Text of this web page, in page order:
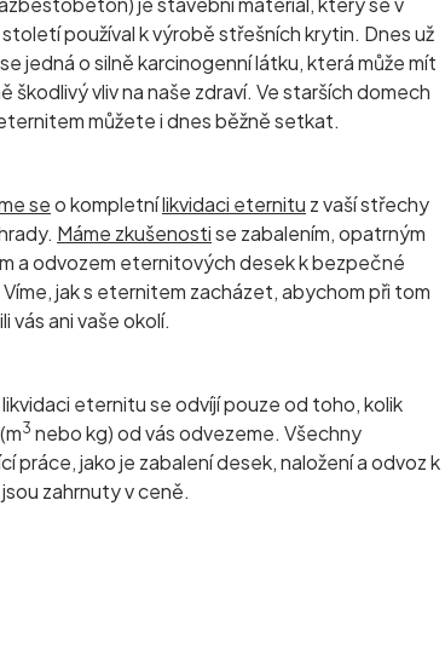
století používal k výrobě střešních krytin. Dnes už
jedná o silně karcinogenní látku, která může mít
škodlivý vliv na naše zdraví. Ve starších domech
můžete i dnes běžně setkat.
seo kompletnílikvidaci eternitu z vaší střechy
Máme zkušenostise zabalením, opatrným
a odvozem eternitových desek k bezpečné
Víme, jak s eternitem zacházet, abychom při tom
vás ani vaše okolí.
eternitu se odvíjí pouze od toho, kolik
3 nebo kg) od vás odvezeme. Všechny
práce, jako je zabalení desek, naložení a odvoz k
zahrnuty v ceně.